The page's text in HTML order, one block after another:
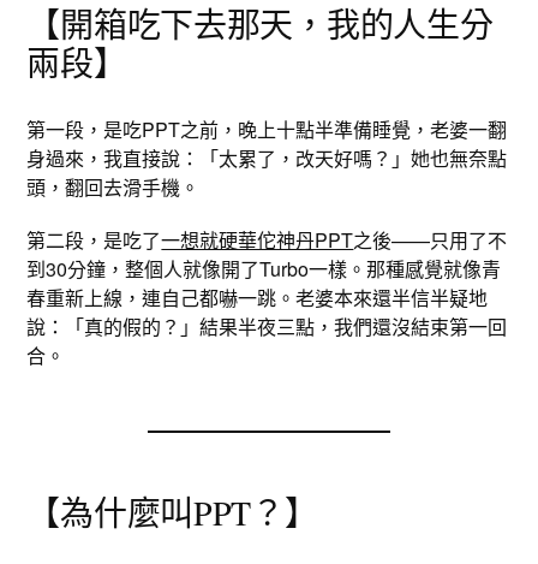
【開箱吃下去那天，我的人生分
兩段】
第一段，是吃PPT之前，晚上十點半準備睡覺，老婆一翻
身過來，我直接說：「太累了，改天好嗎？」她也無奈點
頭，翻回去滑手機。
第二段，是吃了一想就硬華佗神丹PPT之後——只用了不
到30分鐘，整個人就像開了Turbo一樣。那種感覺就像青
春重新上線，連自己都嚇一跳。老婆本來還半信半疑地
說：「真的假的？」結果半夜三點，我們還沒結束第一回
合。
【為什麼叫PPT？】